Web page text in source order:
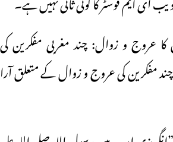
عروج و زوال: چند مغربی مفکرین کی
مفکرین کی عروج و زوال کے متعلق آرا